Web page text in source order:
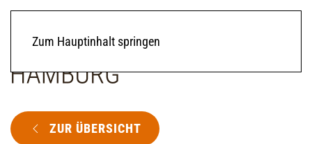
Zum Hauptinhalt springen
ZUR ÜBERSICHT